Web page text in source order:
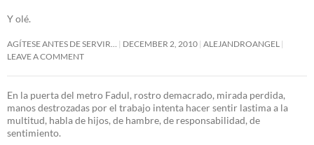
Y olé.
AGÍTESE ANTES DE SERVIR… DECEMBER 2, 2010 ALEJANDROANGEL
LEAVE A COMMENT
En la puerta del metro Fadul, rostro demacrado, mirada perdida,
manos destrozadas por el trabajo intenta hacer sentir lastima a la
multitud, habla de hijos, de hambre, de responsabilidad, de
sentimiento.